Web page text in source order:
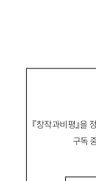
『창작과비평』을
구독
전산화